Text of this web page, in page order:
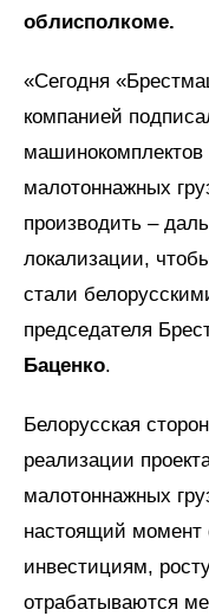
облисполкоме.
«Сегодня
компанией
машинокомплектов
малотоннажных
производить –
локализации,
стали
председателя
Баценко.
Белорусская
реализации
малотоннажных
настоящий
инвестициям,
отрабатываются